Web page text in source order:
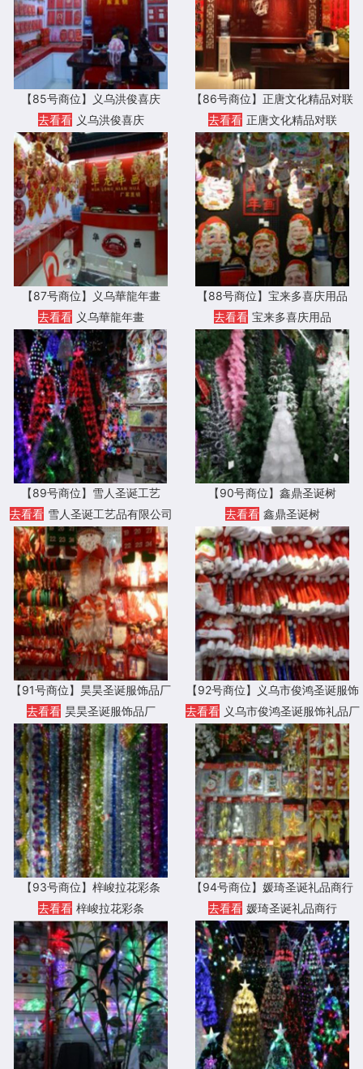
【85号商位】义乌洪俊喜庆
去看看 义乌洪俊喜庆
【86号商位】正唐文化精品对联
去看看 正唐文化精品对联
【87号商位】义乌華龍年畫
去看看 义乌華龍年畫
【88号商位】宝来多喜庆用品
去看看 宝来多喜庆用品
【89号商位】雪人圣诞工艺
去看看 雪人圣诞工艺品有限公司
【90号商位】鑫鼎圣诞树
去看看 鑫鼎圣诞树
【91号商位】昊昊圣诞服饰品厂
去看看 昊昊圣诞服饰品厂
【92号商位】义乌市俊鸿圣诞服饰
礼品厂
去看看 义乌市俊鸿圣诞服饰礼品厂
【93号商位】梓峻拉花彩条
去看看 梓峻拉花彩条
【94号商位】媛琦圣诞礼品商行
去看看 媛琦圣诞礼品商行